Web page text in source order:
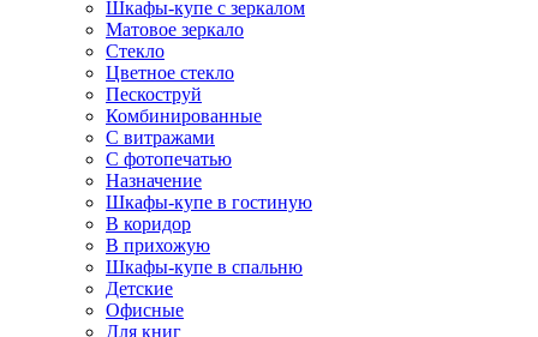
Шкафы-купе с зеркалом
Матовое зеркало
Стекло
Цветное стекло
Пескоструй
Комбинированные
С витражами
С фотопечатью
Назначение
Шкафы-купе в гостиную
В коридор
В прихожую
Шкафы-купе в спальню
Детские
Офисные
Для книг